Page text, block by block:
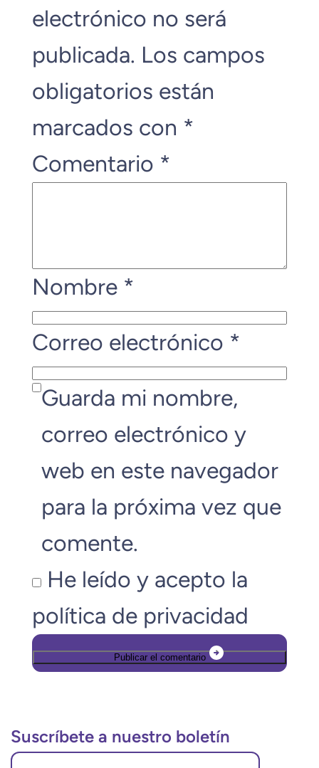
electrónico no será
publicada. Los campos
obligatorios están
marcados con *
Comentario *
Nombre *
Correo electrónico *
Guarda mi nombre,
correo electrónico y
web en este navegador
para la próxima vez que
comente.
He leído y acepto la
política de privacidad
Suscríbete a nuestro boletín